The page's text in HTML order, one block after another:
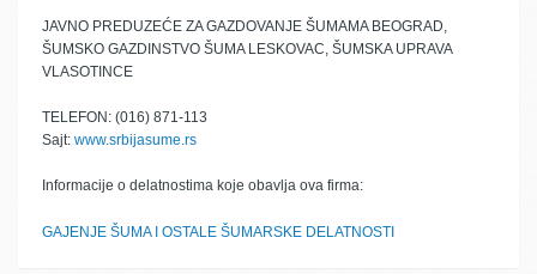
JAVNO PREDUZEĆE ZA GAZDOVANJE ŠUMAMA BEOGRAD,
ŠUMSKO GAZDINSTVO ŠUMA LESKOVAC, ŠUMSKA UPRAVA
VLASOTINCE
TELEFON: (016) 871-113
Sajt: www.srbijasume.rs
Informacije o delatnostima koje obavlja ova firma:
GAJENJE ŠUMA I OSTALE ŠUMARSKE DELATNOSTI